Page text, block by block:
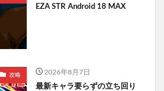
EZA STR Android 18 MAX
攻略 2026年8月7日
最新キャラ要らずの立ち回り